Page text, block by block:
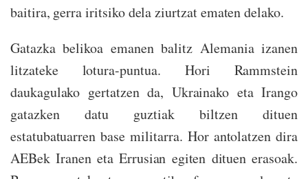
baitira, gerra iritsiko dela ziurtzat ematen delako.
Gatazka belikoa emanen balitz Alemania izanen
litzateke lotura-puntua. Hori Rammstein
daukagulako gertatzen da, Ukrainako eta Irango
gatazken datu guztiak biltzen dituen
estatubatuarren base militarra. Hor antolatzen dira
AEBek Iranen eta Errusian egiten dituen erasoak.